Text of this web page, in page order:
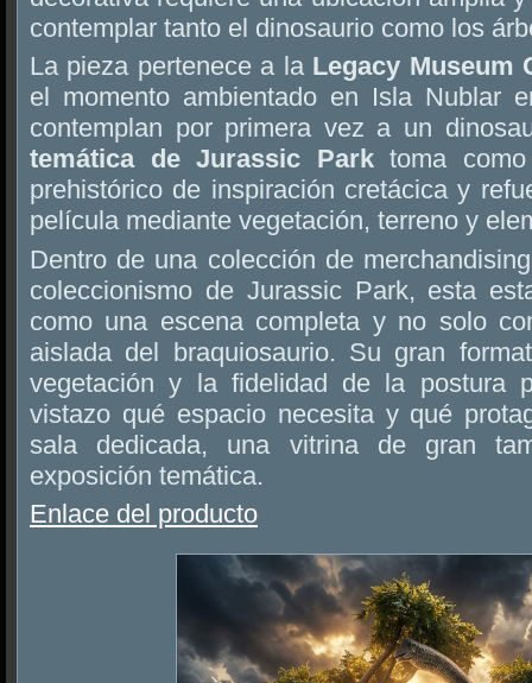
contemplar tanto el dinosaurio como los
La pieza pertenece a la Legacy Museum
el momento ambientado en Isla Nublar
contemplan por primera vez a un
temática de Jurassic Parktoma como
prehistórico de inspiración cretácica y
película mediante vegetación, terreno y
Dentro de una colección de
coleccionismo de Jurassic Park, esta
como una escena completa y no solo
aislada del braquiosaurio. Su gran
vegetación y la fidelidad de la postura
vistazo qué espacio necesita y qué
sala dedicada, una vitrina de gran
exposición temática.
Enlace del producto